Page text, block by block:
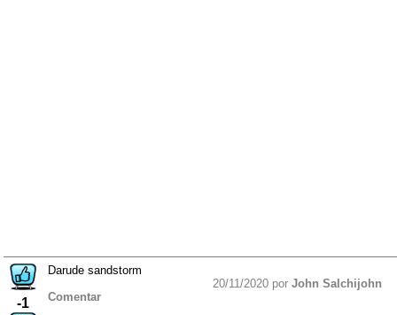
-1
Darude sandstorm
20/11/2020 por John Salchijohn
Comentar